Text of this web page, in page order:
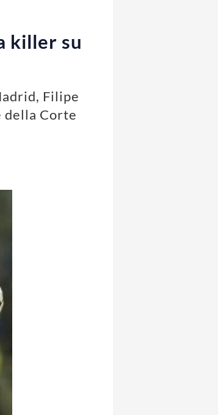
killer su
Filipe
della Corte